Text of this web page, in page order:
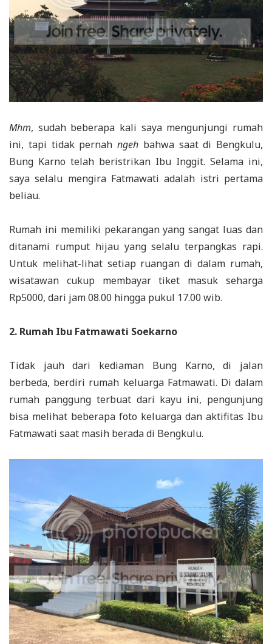
Mhm, sudah beberapa kali saya mengunjungi rumah
ini, tapi tidak pernah ngeh bahwa saat di Bengkulu,
Bung Karno telah beristrikan Ibu Inggit. Selama ini,
saya selalu mengira Fatmawati adalah istri pertama
beliau.
Rumah ini memiliki pekarangan yang sangat luas dan
ditanami rumput hijau yang selalu terpangkas rapi.
Untuk melihat-lihat setiap ruangan di dalam rumah,
wisatawan cukup membayar tiket masuk seharga
Rp5000, dari jam 08.00 hingga pukul 17.00 wib.
2. Rumah Ibu Fatmawati Soekarno
Tidak jauh dari kediaman Bung Karno, di jalan
berbeda, berdiri rumah keluarga Fatmawati. Di dalam
rumah panggung terbuat dari kayu ini, pengunjung
bisa melihat beberapa foto keluarga dan aktifitas Ibu
Fatmawati saat masih berada di Bengkulu.